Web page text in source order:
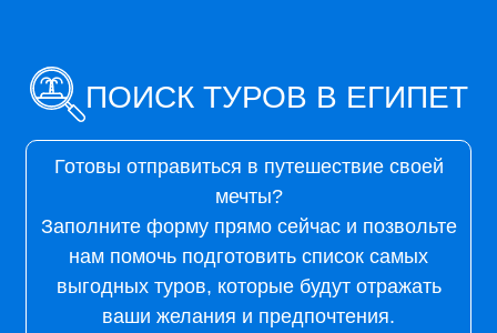
ПОИСК ТУРОВ В ЕГИПЕТ
Готовы отправиться в путешествие своей
мечты?
Заполните форму прямо сейчас и позвольте
нам помочь подготовить список самых
выгодных туров, которые будут отражать
ваши желания и предпочтения.